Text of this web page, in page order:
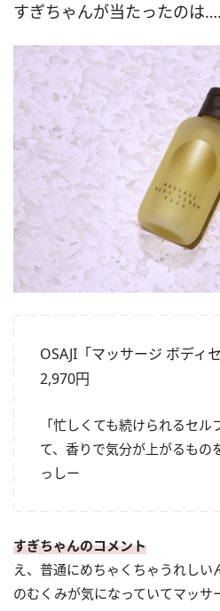
すぎちゃんが当たったのは
OSAJI「マッサージ ボディ
2,970円
「忙しくても続けられるセ
て、香りで気分が上がるもの
っしー
すぎちゃんのコメント
え、普通にめちゃくちゃうれしい
のむくみが気になっていてマッサ